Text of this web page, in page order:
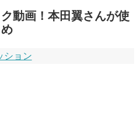
動画！本田翼さんが使
ション